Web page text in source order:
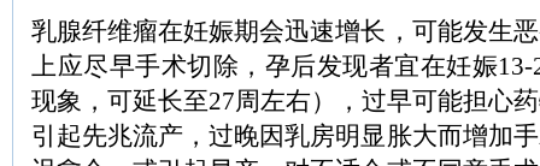
乳腺纤维瘤在妊娠期会迅速增长，可能发生
上应尽早手术切除，孕后发现者宜在妊娠
现象，可延长至27周左右），过早可能担心
引起先兆流产，过晚因乳房明显胀大而增加